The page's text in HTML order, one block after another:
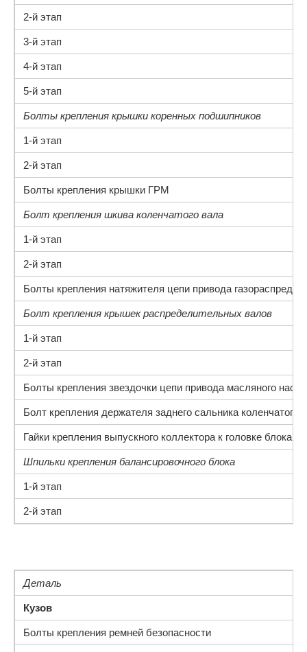
2-й этап
3-й этап
4-й этап
5-й этап
Болты крепления крышки коренных подшипников
1-й этап
2-й этап
Болты крепления крышки ГРМ
Болт крепления шкива коленчатого вала
1-й этап
2-й этап
Болты крепления натяжителя цепи привода
Болт крепления крышек распределительных валов
1-й этап
2-й этап
Болты крепления звездочки цепи привода масляного
Болт крепления держателя заднего сальника коленчатого
Гайки крепления выпускного коллектора к головке блока
Шпильки крепления балансировочного блока
1-й этап
2-й этап
Деталь
Кузов
Болты крепления ремней безопасности